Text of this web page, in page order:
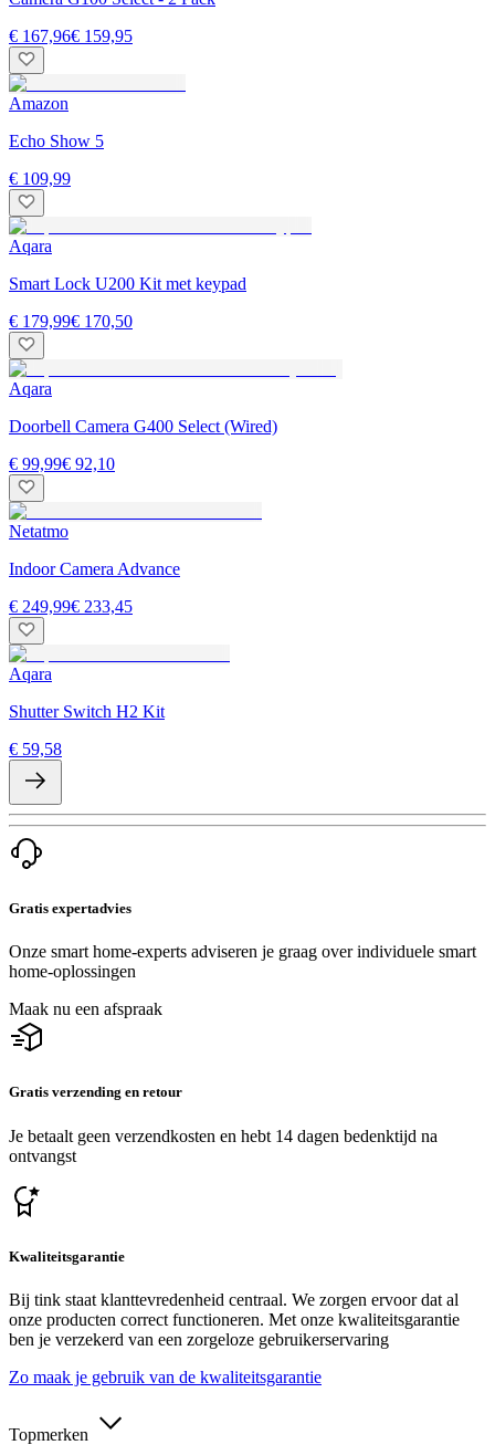
€ 167,96€ 159,95
Amazon
Echo Show 5
€ 109,99
Aqara
Smart Lock U200 Kit met keypad
€ 179,99€ 170,50
Aqara
Doorbell Camera G400 Select (Wired)
€ 99,99€ 92,10
Netatmo
Indoor Camera Advance
€ 249,99€ 233,45
Aqara
Shutter Switch H2 Kit
€ 59,58
Gratis expertadvies
Onze smart home-experts adviseren je graag over individuele smart
home-oplossingen
Maak nu een afspraak
Gratis verzending en retour
Je betaalt geen verzendkosten en hebt 14 dagen bedenktijd na
ontvangst
Kwaliteitsgarantie
Bij tink staat klanttevredenheid centraal. We zorgen ervoor dat al
onze producten correct functioneren. Met onze kwaliteitsgarantie
ben je verzekerd van een zorgeloze gebruikerservaring
Zo maak je gebruik van de kwaliteitsgarantie
Topmerken